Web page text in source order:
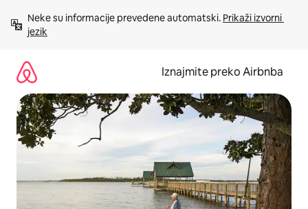
sadržaj
Neke su informacije prevedene automatski. Prikaži izvorni
jezik
Iznajmite preko Airbnba